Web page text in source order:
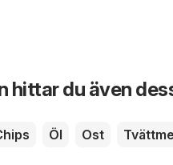
hittar du även
Öl Ost